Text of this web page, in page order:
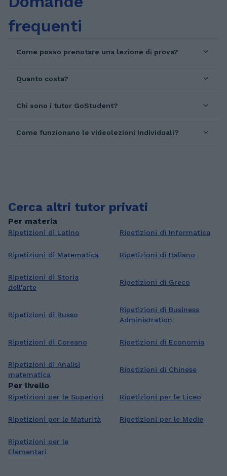
di conseguire il titolo di laurea in Educazione
di Comunità (L-19) presso l'Università degli
Studi di Palermo. Attualmente vivo tra
magistrale in Dirigenza Scolastica e Pedagogia
frequenti
Come posso prenotare una lezione di prova?
Quanto costa?
Chi sono i tutor GoStudent?
Come funzionano le videolezioni individuali?
Cerca altri tutor privati
Per materia
Ripetizioni di Latino Ripetizioni di Informatica
Ripetizioni di Matematica Ripetizioni di Italiano
Ripetizioni di Storia
dell'arte
Ripetizioni di Greco
Ripetizioni di Russo
Ripetizioni di Business
Administration
Ripetizioni di Coreano Ripetizioni di Economia
Ripetizioni di Analisi
matematica
Ripetizioni di Chinese
Per livello
Ripetizioni per le Superiori Ripetizioni per le Liceo
Ripetizioni per le Maturità Ripetizioni per le Medie
Ripetizioni per le
Elementari